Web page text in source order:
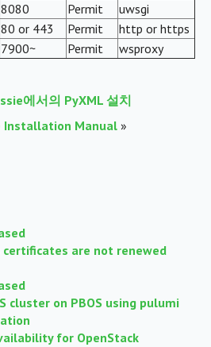
8080 Permit
uwsgi
80 or 443 Permit
http or https
7900~ Permit wsproxy
에서의 PyXML 설치
Installation Manual »
are not renewed
cluster on PBOS using pulumi
for OpenStack